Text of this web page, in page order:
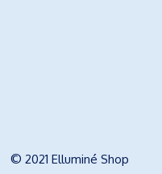
© 2021 Elluminé Shop